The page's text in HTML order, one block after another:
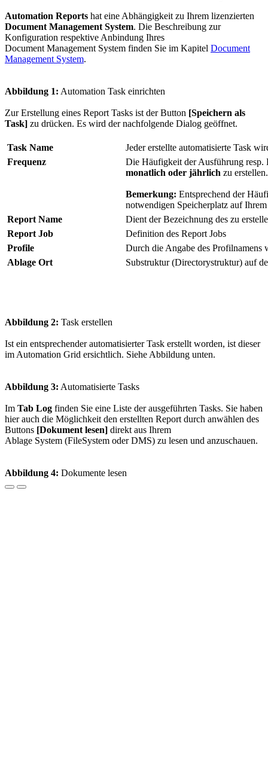
Automation Reports hat eine Abhängigkeit zu Ihrem lizenzierten
Document Management System. Die Beschreibung zur
Konfiguration respektive Anbindung Ihres
Document Management System finden Sie im Kapitel Document
Management System.
Abbildung 1: Automation Task einrichten
Zur Erstellung eines Report Tasks ist der Button [Speichern als
Task] zu drücken. Es wird der nachfolgende Dialog geöffnet.
Task Name
Jeder erstellte automatisierte Task
Frequenz
Die Häufigkeit der Ausführung resp.
monatlich oder jährlich zu erstellen.
Bemerkung: Entsprechend der
notwendigen Speicherplatz auf
Report Name
Dient der Bezeichnung des zu
Report Job
Definition des Report Jobs
Profile
Durch die Angabe des Profilnamens
Ablage Ort
Substruktur (Directorystruktur) auf
Abbildung 2: Task erstellen
Ist ein entsprechender automatisierter Task erstellt worden, ist dieser
im Automation Grid ersichtlich. Siehe Abbildung unten.
Abbildung 3: Automatisierte Tasks
Im Tab Log finden Sie eine Liste der ausgeführten Tasks. Sie haben
hier auch die Möglichkeit den erstellten Report durch anwählen des
Buttons [Dokument lesen] direkt aus Ihrem
Ablage System (FileSystem oder DMS) zu lesen und anzuschauen.
Abbildung 4: Dokumente lesen